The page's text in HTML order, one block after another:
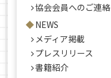
協会会員へのご連絡
NEWS
メディア掲載
プレスリリース
書籍紹介